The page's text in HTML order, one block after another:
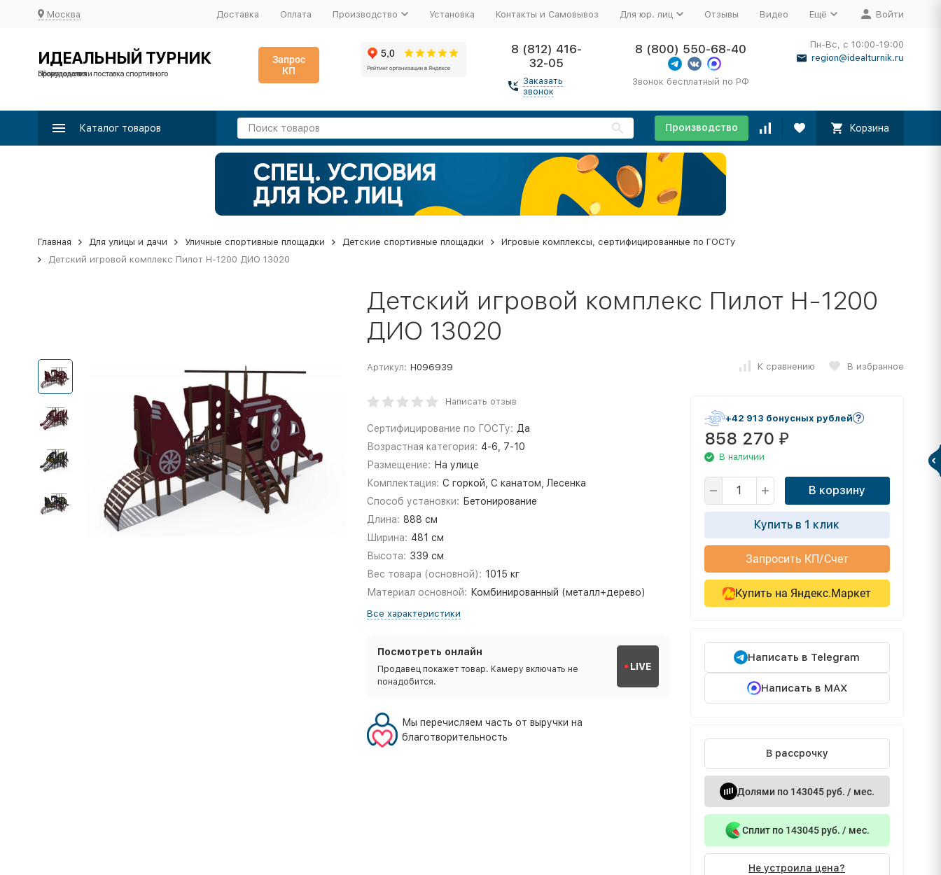
Москва Доставка Оплата Производство Установка Контакты и Самовывоз Для юр. лиц Отзывы Видео Ещё Войти
ИДЕАЛЬНЫЙ ТУРНИК
Производство и поставка спортивного оборудования
Запрос
КП
8 (812) 416-
32-05
Заказать
звонок
8 (800) 550-68-40
Звонок бесплатный по РФ
Пн-Вс, с 10:00-19:00
region@idealturnik.ru
Каталог товаров Производство Корзина
Главная Для улицы и дачи Уличные спортивные площадки Детские спортивные площадки
Игровые комплексы, сертифицированные по ГОСТу
Детский игровой комплекс Пилот Н-1200 ДИО 13020
Детский игровой комплекс Пилот Н-1200
ДИО 13020
Артикул: Н096939 К сравнению В избранное
Написать отзыв
Сертифицирование по ГОСТу: Да
Возрастная категория: 4-6, 7-10
Размещение: На улице
Комплектация: С горкой, С канатом, Лесенка
Способ установки: Бетонирование
Длина: 888 см
Ширина: 481 см
Высота: 339 см
Вес товара (основной): 1015 кг
Материал основной: Комбинированный (металл+дерево)
Все характеристики
Посмотреть онлайн
Продавец покажет товар. Камеру включать не
понадобится.
LIVE
Мы перечисляем часть от выручки на
благотворительность
+42 913 бонусных рублей
858 270 ₽
В наличии
В корзину
Купить в 1 клик
Запросить КП/Счет
Купить на Яндекс.Маркет
Написать в Telegram
Написать в MAX
В рассрочку
Долями по 143045 руб. / мес.
Сплит по 143045 руб. / мес.
Не устроила цена?